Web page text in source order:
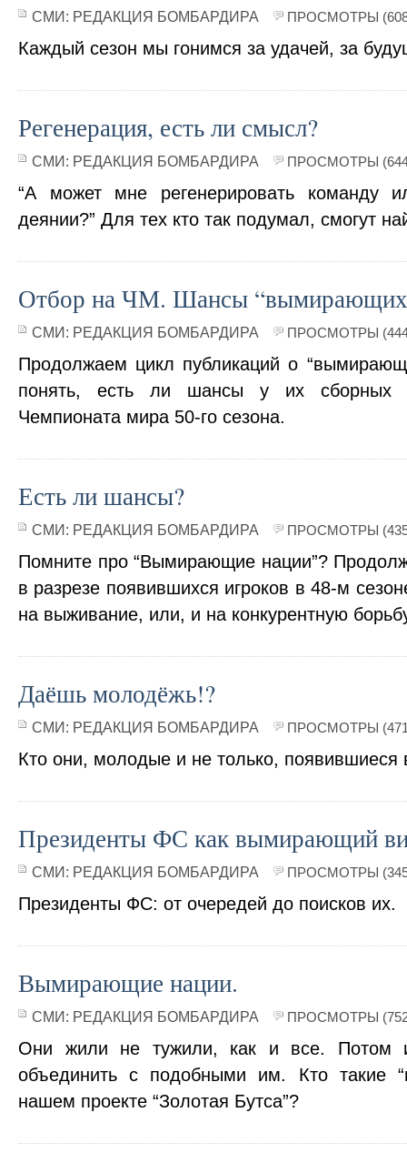
СМИ: РЕДАКЦИЯ БОМБАРДИРА ПРОСМОТРЫ
Каждый сезон мы гонимся за удачей, за
Регенерация, есть ли смысл?
СМИ: РЕДАКЦИЯ БОМБАРДИРА ПРОСМОТРЫ
“А может мне регенерировать команду
деянии?” Для тех кто так подумал, смогут
Отбор на ЧМ. Шансы
СМИ: РЕДАКЦИЯ БОМБАРДИРА ПРОСМОТРЫ
Продолжаем цикл публикаций о
понять, есть ли шансы у их сборных
Чемпионата мира 50-го сезона.
Есть ли шансы?
СМИ: РЕДАКЦИЯ БОМБАРДИРА ПРОСМОТРЫ
Помните про “Вымирающие нации”?
в разрезе появившихся игроков в 48-м
на выживание, или, и на конкурентную
Даёшь молодёжь!?
СМИ: РЕДАКЦИЯ БОМБАРДИРА ПРОСМОТРЫ
Кто они, молодые и не только, появившиеся
Президенты ФС как вымирающий
СМИ: РЕДАКЦИЯ БОМБАРДИРА ПРОСМОТРЫ
Президенты ФС: от очередей до поисков их.
Вымирающие нации.
СМИ: РЕДАКЦИЯ БОМБАРДИРА ПРОСМОТРЫ
Они жили не тужили, как и все. Потом
объединить с подобными им. Кто такие
нашем проекте “Золотая Бутса”?